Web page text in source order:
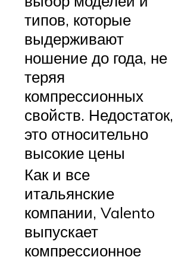
типов, которые
выдерживают
ношение до года, не
теряя
компрессионных
свойств. Недостаток,
это относительно
высокие цены
Как и все
итальянские
компании, Valento
выпускает
компрессионное